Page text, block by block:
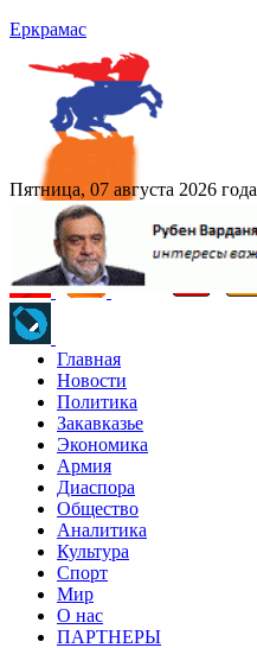
Еркрамас
Пятница, 07 августа 2026 года
Главная
Новости
Политика
Закавказье
Экономика
Армия
Диаспора
Общество
Аналитика
Культура
Спорт
Мир
О нас
ПАРТНЕРЫ